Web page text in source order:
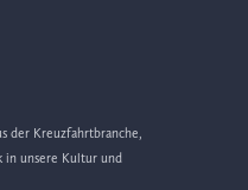
der Kreuzfahrtbranche,
in unsere Kultur und